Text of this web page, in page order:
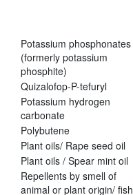
Potassium phosphonates
(formerly potassium
phosphite)
Quizalofop-P-tefuryl
Potassium hydrogen
carbonate
Polybutene
Plant oils/ Rape seed oil
Plant oils / Spear mint oil
Repellents by smell of
animal or plant origin/ fish